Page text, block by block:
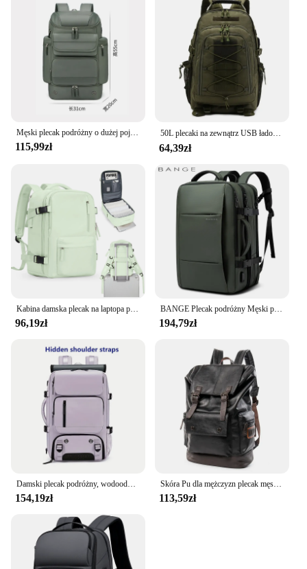
Męski plecak podróżny o dużej pojemności 50L trekking na świeżym powietrzu wodoodporny plecak 17-calowy biznesowy plecak na laptopa z torbą na buty
115,99zł
50L plecaki na zewnątrz USB ładowanie nylonowy wielofunkcyjny plecak sportowy Trekking polowanie Camping plecak podróżny mochila 가방
64,39zł
Kabina damska plecak na laptopa podróżna o dużej pojemności Easyjet 45x36x20 plecak Ryanair 40x20 wodoodporna torba
96,19zł
BANGE Plecak podróżny Męski plecak biznesowy Szkolna torba USB o dużej pojemności 17,3 Laptop Wodoodporny modny plecak
194,79zł
Damski plecak podróżny, wodoodporny 16-calowy plecak biznesowy na laptopa z torbą na buty Ukryty port ładowania USB Plecak turystyczny kempingowy
154,19zł
Skóra Pu dla mężczyzn plecak męski duży plecak na laptopa podróżny antykradzieżowy czarny plecak chłopiec duży szkolny męski biznesowa torba na ramię
113,59zł